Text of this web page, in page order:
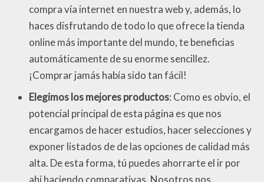
compra vía internet en nuestra web y, además, lo
haces disfrutando de todo lo que ofrece la tienda
online más importante del mundo, te beneficias
automáticamente de su enorme sencillez.
¡Comprar jamás había sido tan fácil!
Elegimos los mejores productos: Como es obvio, el
potencial principal de esta página es que nos
encargamos de hacer estudios, hacer selecciones y
exponer listados de de las opciones de calidad más
alta. De esta forma, tú puedes ahorrarte el ir por
ahí haciendo comparativas. Nosotros nos